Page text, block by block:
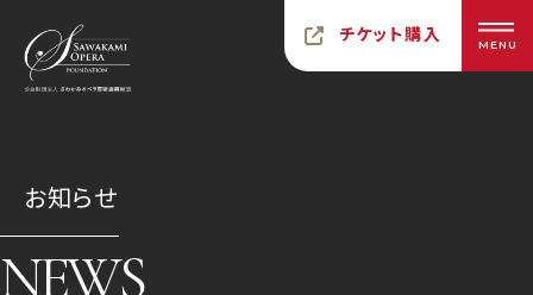
チケット購入 MENU
お知らせ
NEWS